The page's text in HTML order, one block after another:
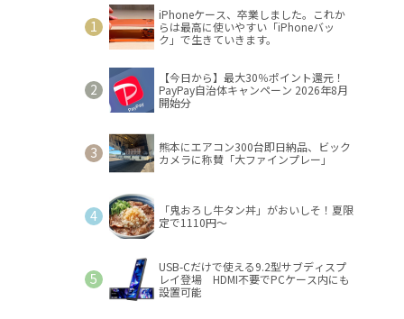
iPhoneケース、卒業しました。これか
らは最高に使いやすい「iPhoneバッ
ク」で生きていきます。
【今日から】最大30％ポイント還元！
PayPay自治体キャンペーン 2026年8月
開始分
熊本にエアコン300台即日納品、ビック
カメラに称賛「大ファインプレー」
「鬼おろし牛タン丼」がおいしそ！夏限
定で1110円～
USB-Cだけで使える9.2型サブディスプ
レイ登場 HDMI不要でPCケース内にも
設置可能